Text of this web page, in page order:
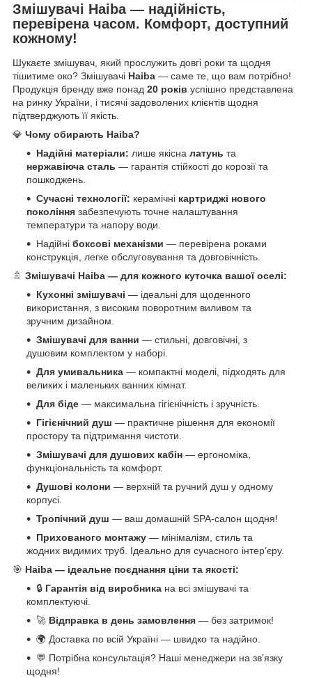
Змішувачі Haiba— надійність,
перевірена часом. Комфорт, доступний
кожному!
Шукаєте змішувач, який прослужить довгі роки та щодня
тішитиме око? Змішувачі Haiba — саме те, що вам потрібно!
Продукція бренду вже понад 20 років успішно представлена
на ринку України, і тисячі задоволених клієнтів щодня
підтверджують її якість.
💎 Чому обирають Haiba?
Надійні матеріали: лише якісна латунь та
нержавіюча сталь — гарантія стійкості до корозії та
пошкоджень.
Сучасні технології: керамічні картриджі нового
покоління забезпечують точне налаштування
температури та напору води.
Надійні боксові механізми — перевірена роками
конструкція, легке обслуговування та довговічність.
🚿 Змішувачі Haiba — для кожного куточка вашої оселі:
Кухонні змішувачі — ідеальні для щоденного
використання, з високим поворотним виливом та
зручним дизайном.
Змішувачі для ванни — стильні, довговічні, з
душовим комплектом у наборі.
Для умивальника — компактні моделі, підходять для
великих і маленьких ванних кімнат.
Для біде — максимальна гігієнічність і зручність.
Гігієнічний душ — практичне рішення для економії
простору та підтримання чистоти.
Змішувачі для душових кабін — ергономіка,
функціональність та комфорт.
Душові колони — верхній та ручний душ у одному
корпусі.
Тропічний душ — ваш домашній SPA-салон щодня!
Прихованого монтажу — мінімалізм, стиль та
жодних видимих труб. Ідеально для сучасного інтер’єру.
🎯 Haiba — ідеальне поєднання ціни та якості:
🔒 Гарантія від виробника на всі змішувачі та
комплектуючі.
🚀 Відправка в день замовлення — без затримок!
🌍 Доставка по всій Україні — швидко та надійно.
💬 Потрібна консультація? Наші менеджери на зв’язку
щодня!